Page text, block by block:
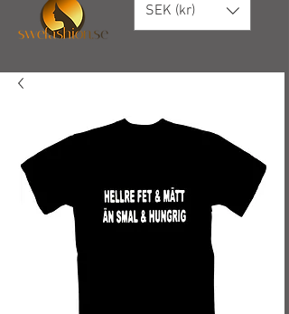
SEK (kr)